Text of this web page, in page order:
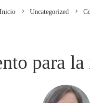
Inicio Uncategorized
para